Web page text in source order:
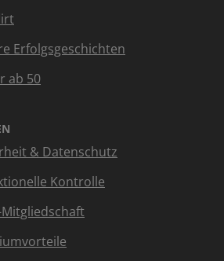
Erfolgsgeschichten
ab 50
& Datenschutz
Kontrolle
Mitgliedschaft